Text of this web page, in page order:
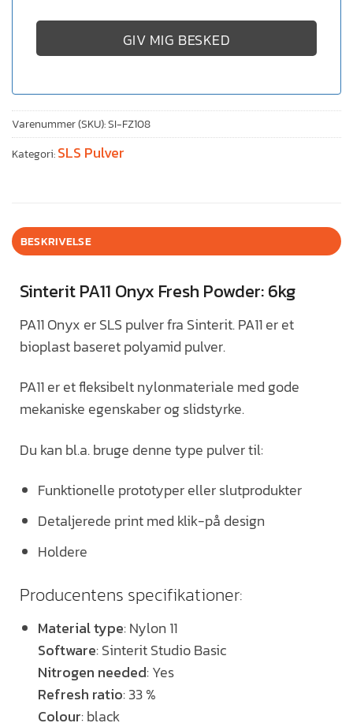
GIV MIG BESKED
Varenummer (SKU):SI-FZ108
Kategori:SLS Pulver
BESKRIVELSE
Sinterit PA11 Onyx Fresh Powder: 6kg
PA11 Onyx er SLS pulver fra Sinterit. PA11 er et
bioplast baseret polyamid pulver.
PA11 er et fleksibelt nylonmateriale med gode
mekaniske egenskaber og slidstyrke.
Du kan bl.a. bruge denne type pulver til:
Funktionelle prototyper eller slutprodukter
Detaljerede print med klik-på design
Holdere
Producentens specifikationer:
Material type: Nylon 11
Software: Sinterit Studio Basic
Nitrogen needed: Yes
Refresh ratio: 33 %
Colour: black